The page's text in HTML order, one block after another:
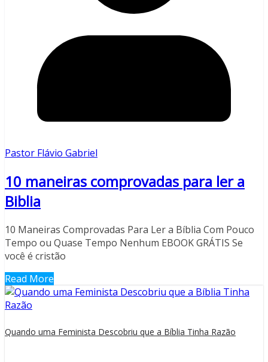
Pastor Flávio Gabriel
10 maneiras comprovadas para ler a
Biblia
10 Maneiras Comprovadas Para Ler a Bíblia Com Pouco
Tempo ou Quase Tempo Nenhum EBOOK GRÁTIS Se
você é cristão
Read More
Quando uma Feminista Descobriu que a Bíblia Tinha Razão